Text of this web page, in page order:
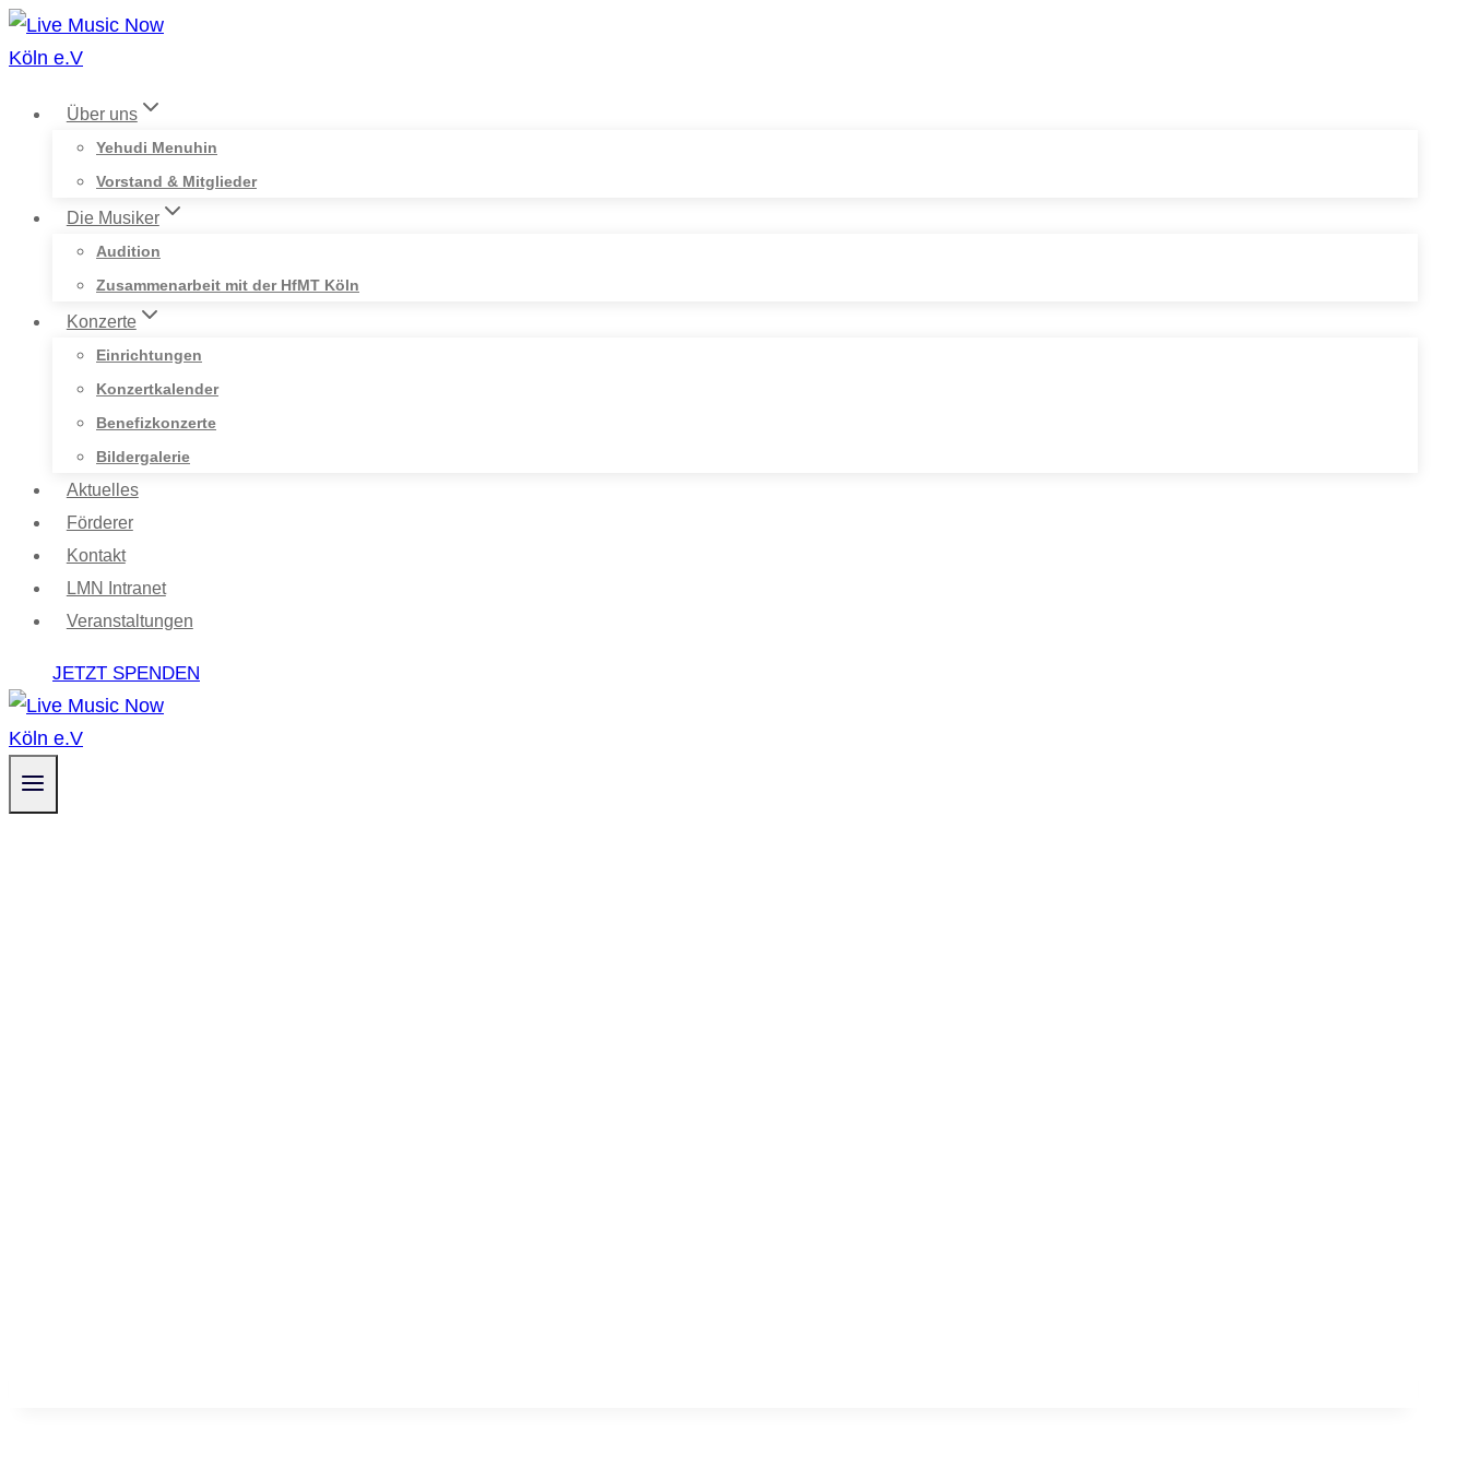
Zum
Inhalt
Über uns
Yehudi Menuhin
Vorstand & Mitglieder
Die Musiker
Audition
Zusammenarbeit mit der HfMT Köln
Konzerte
Einrichtungen
Konzertkalender
Benefizkonzerte
Bildergalerie
Aktuelles
Förderer
Kontakt
LMN Intranet
Veranstaltungen
JETZT SPENDEN